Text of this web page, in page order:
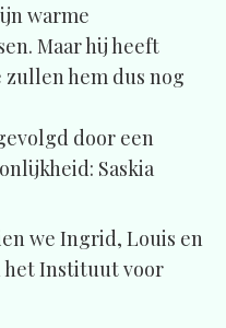
warme
Maar hij heeft
hem dus nog
door een
Saskia
we Ingrid, Louis en
het Instituut voor